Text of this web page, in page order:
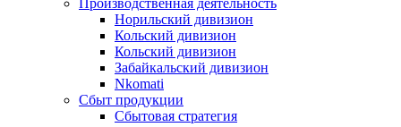
Норильский дивизион
Кольский дивизион
Кольский дивизион
Забайкальский дивизион
Nkomati
Сбыт продукции
Сбытовая стратегия